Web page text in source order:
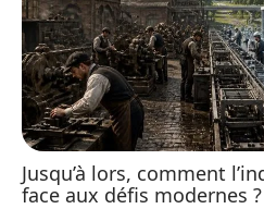
Jusqu’à lors, comment
face aux défis modernes ?